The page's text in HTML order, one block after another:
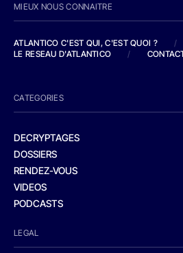
MIEUX NOUS CONNAITRE
ATLANTICO C'EST QUI, C'EST QUOI ?
/
LE RESEAU D'ATLANTICO
/
CATEGORIES
DECRYPTAGES
DOSSIERS
RENDEZ-VOUS
VIDEOS
PODCASTS
LEGAL